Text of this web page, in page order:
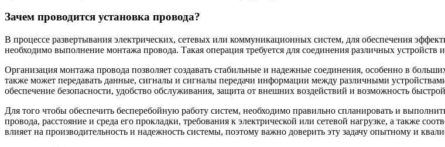
Зачем проводится установка провода?
В процессе развертывания электрических, сетевых или коммуникационных систем, для обеспечения
необходимо выполнение монтажа провода. Такая операция требуется для соединения различных
Организация монтажа провода позволяет создавать стабильные и надежные соединения, особенно в
также может передавать данные, сигналы и сигналы передачи информации между различными
обеспечение безопасности, удобство обслуживания, защита от внешних воздействий и возможность
Для того чтобы обеспечить бесперебойную работу систем, необходимо правильно спланировать и
провода, расстояние и среда его прокладки, требования к электрической или сетевой нагрузке, а также
влияет на производительность и надежность системы, поэтому важно доверить эту задачу опытному и